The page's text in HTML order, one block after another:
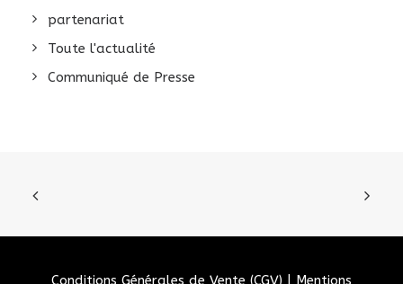
partenariat
Toute l'actualité
Communiqué de Presse
Conditions Générales de Vente (CGV) Mentions